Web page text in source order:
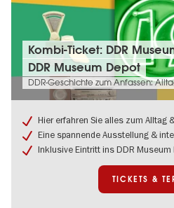
Tickets
&
Termine:
Kombi-
Museum
Berlin
&
DDR
Kombi-Ticket: DDR
DDR Museum Depot
DDR-Geschichte zum Anfassen:
Hier erfahren Sie alles zum Alltag
Eine spannende Ausstellung &
Inklusive Eintritt ins DDR Museum
TICKETS &